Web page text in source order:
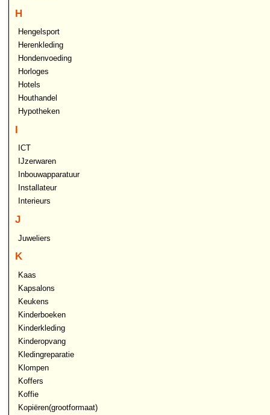
H
Hengelsport
Herenkleding
Hondenvoeding
Horloges
Hotels
Houthandel
Hypotheken
I
ICT
IJzerwaren
Inbouwapparatuur
Installateur
Interieurs
J
Juweliers
K
Kaas
Kapsalons
Keukens
Kinderboeken
Kinderkleding
Kinderopvang
Kledingreparatie
Klompen
Koffers
Koffie
Kopiëren(grootformaat)